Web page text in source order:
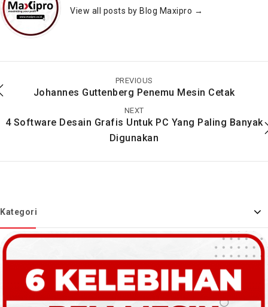
Akrilik yang Menarik
dan Unik
Jitu Terpopuler!
View all posts by Blog Maxipro →
PREVIOUS
Johannes Guttenberg Penemu Mesin Cetak
NEXT
4 Software Desain Grafis Untuk PC Yang Paling Banyak
Digunakan
Kategori